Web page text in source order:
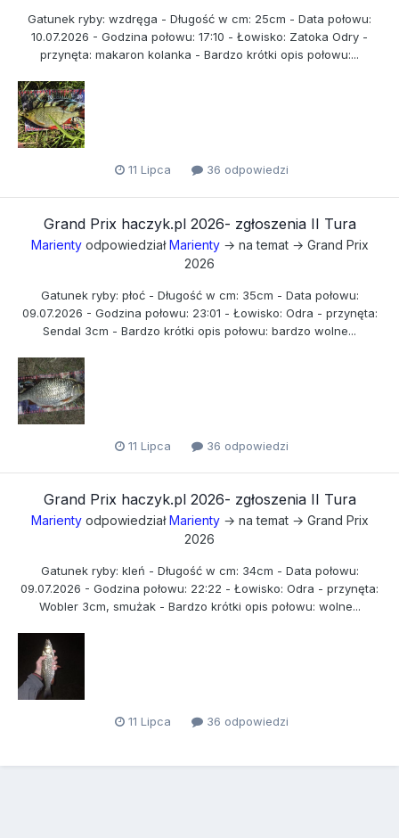
Gatunek ryby: wzdręga - Długość w cm: 25cm - Data połowu:
10.07.2026 - Godzina połowu: 17:10 - Łowisko: Zatoka Odry -
przynęta: makaron kolanka - Bardzo krótki opis połowu:...
11 Lipca 36 odpowiedzi
Grand Prix haczyk.pl 2026- zgłoszenia II Tura
MarientyodpowiedziałMarienty→ na temat → Grand Prix
2026
Gatunek ryby: płoć - Długość w cm: 35cm - Data połowu:
09.07.2026 - Godzina połowu: 23:01 - Łowisko: Odra - przynęta:
Sendal 3cm - Bardzo krótki opis połowu: bardzo wolne...
11 Lipca 36 odpowiedzi
Grand Prix haczyk.pl 2026- zgłoszenia II Tura
MarientyodpowiedziałMarienty→ na temat → Grand Prix
2026
Gatunek ryby: kleń - Długość w cm: 34cm - Data połowu:
09.07.2026 - Godzina połowu: 22:22 - Łowisko: Odra - przynęta:
Wobler 3cm, smużak - Bardzo krótki opis połowu: wolne...
11 Lipca 36 odpowiedzi